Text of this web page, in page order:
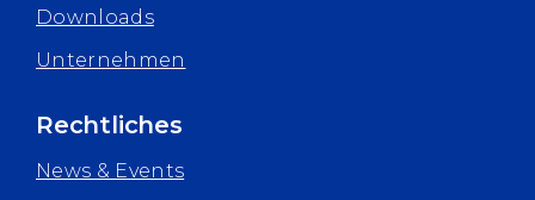
Downloads
Unternehmen
Rechtliches
News & Events